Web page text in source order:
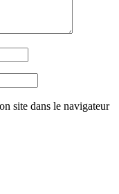
site dans le navigateur